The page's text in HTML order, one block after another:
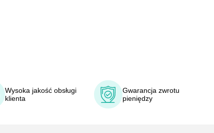
Wysoka jakość obsługi
klienta
Gwarancja zwrotu
pieniędzy